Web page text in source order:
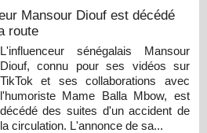
Mansour Diouf est décédé
route
L'influenceur sénégalais Mansour
Diouf, connu pour ses vidéos sur
TikTok et ses collaborations avec
l'humoriste Mame Balla Mbow, est
décédé des suites d'un accident de
la circulation. L'annonce de sa...